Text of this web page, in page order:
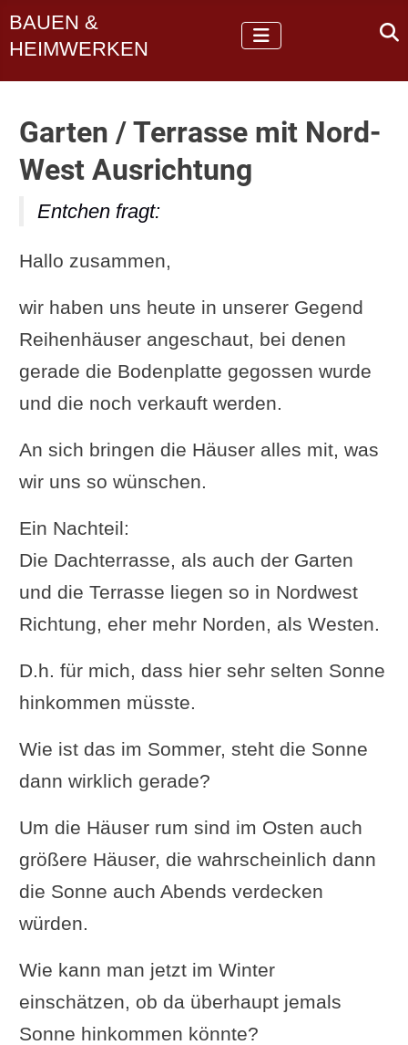
BAUEN &
HEIMWERKEN
Garten / Terrasse mit Nord-
West Ausrichtung
Entchen fragt:
Hallo zusammen,
wir haben uns heute in unserer Gegend
Reihenhäuser angeschaut, bei denen
gerade die Bodenplatte gegossen wurde
und die noch verkauft werden.
An sich bringen die Häuser alles mit, was
wir uns so wünschen.
Ein Nachteil:
Die Dachterrasse, als auch der Garten
und die Terrasse liegen so in Nordwest
Richtung, eher mehr Norden, als Westen.
D.h. für mich, dass hier sehr selten Sonne
hinkommen müsste.
Wie ist das im Sommer, steht die Sonne
dann wirklich gerade?
Um die Häuser rum sind im Osten auch
größere Häuser, die wahrscheinlich dann
die Sonne auch Abends verdecken
würden.
Wie kann man jetzt im Winter
einschätzen, ob da überhaupt jemals
Sonne hinkommen könnte?